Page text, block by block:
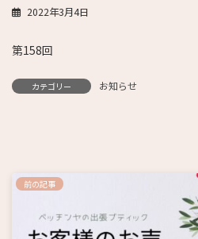
2022年3月4日
第158回
カテゴリー お知らせ
前の記事